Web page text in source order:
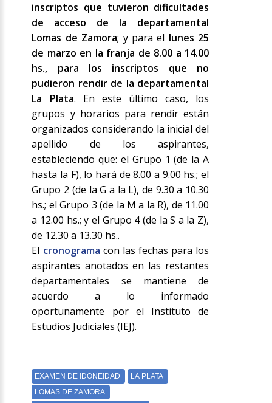
inscriptos que tuvieron dificultades
de acceso de la departamental
Lomas de Zamora; y para el lunes 25
de marzo en la franja de 8.00 a 14.00
hs., para los inscriptos que no
pudieron rendir de la departamental
La Plata. En este último caso, los
grupos y horarios para rendir están
organizados considerando la inicial del
apellido de los aspirantes,
estableciendo que: el Grupo 1 (de la A
hasta la F), lo hará de 8.00 a 9.00 hs.; el
Grupo 2 (de la G a la L), de 9.30 a 10.30
hs.; el Grupo 3 (de la M a la R), de 11.00
a 12.00 hs.; y el Grupo 4 (de la S a la Z),
de 12.30 a 13.30 hs..
El cronograma con las fechas para los
aspirantes anotados en las restantes
departamentales se mantiene de
acuerdo a lo informado
oportunamente por el Instituto de
Estudios Judiciales (IEJ).